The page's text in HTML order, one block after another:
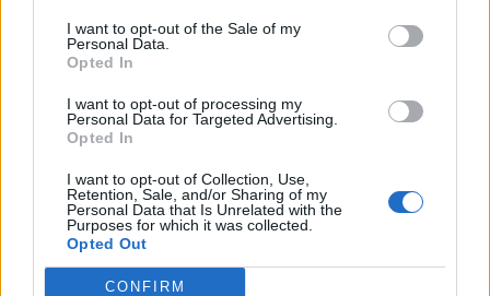
I want to opt-out of the Sale of my
Personal Data.
Opted In
I want to opt-out of processing my
Personal Data for Targeted Advertising.
Opted In
I want to opt-out of Collection, Use,
Retention, Sale, and/or Sharing of my
Personal Data that Is Unrelated with the
Purposes for which it was collected.
Opted Out
CONFIRM
Letras: RONCOA
Nivel 21462
Letras: CONROA
(445votos, media: fuera de 5
Descargar Palabras Conectadas